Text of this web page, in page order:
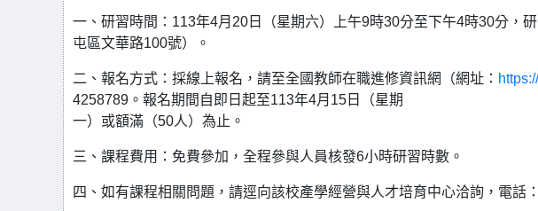
一、研習時間：113年4月20日（星期六）上午9時30分至下午4時30分，
屯區文華路100號）。
二、報名方式：採線上報名，請至全國教師在職進修資訊網（網址：
4258789。報名期間自即日起至113年4月15日（星期
一）或額滿（50人）為止。
三、課程費用：免費參加，全程參與人員核發6小時研習時數。
四、如有課程相關問題，請逕向該校產學經營與人才培育中心洽詢，電話